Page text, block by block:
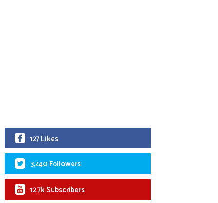
127 Likes
3,240 Followers
12.7k Subscribers